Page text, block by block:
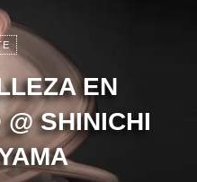
EN
SHINICHI